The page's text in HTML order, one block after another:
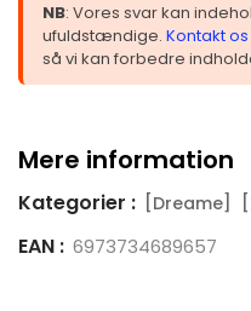
NB: Vores svar kan
ufuldstændige. Kontakt
så vi kan forbedre
Mere information
Kategorier : [Dreame]
EAN : 6973734689657